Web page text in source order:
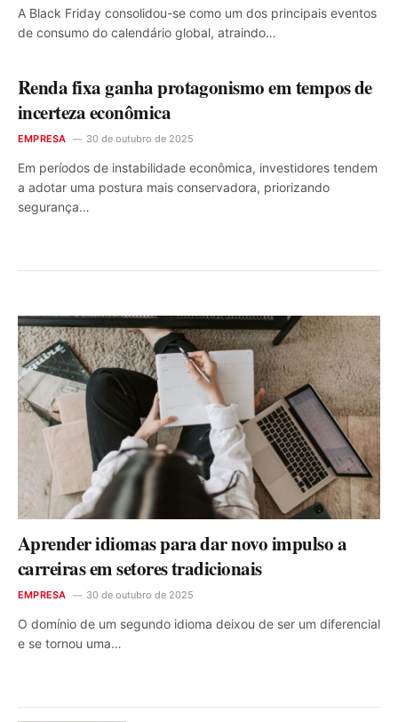
A Black Friday consolidou-se como um dos principais eventos
de consumo do calendário global, atraindo…
Renda fixa ganha protagonismo em tempos de
incerteza econômica
EMPRESA 30 de outubro de 2025
Em períodos de instabilidade econômica, investidores tendem
a adotar uma postura mais conservadora, priorizando
segurança…
Aprender idiomas para dar novo impulso a
carreiras em setores tradicionais
EMPRESA 30 de outubro de 2025
O domínio de um segundo idioma deixou de ser um diferencial
e se tornou uma…